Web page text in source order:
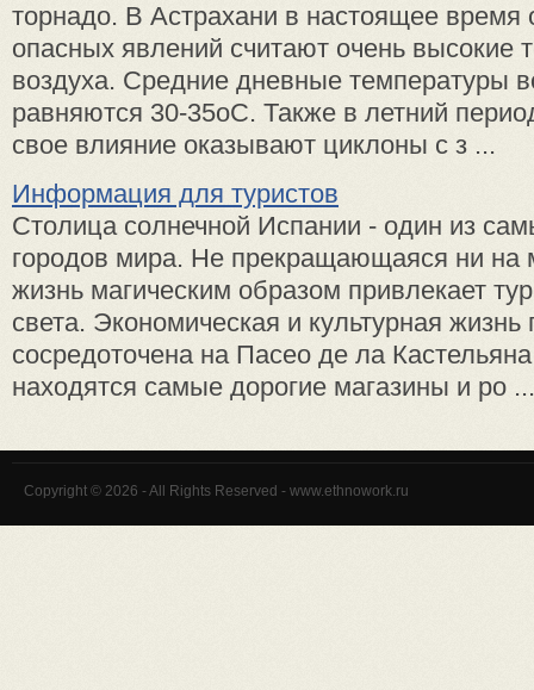
торнадо. В Астрахани в настоящее время
опасных явлений считают очень высокие
воздуха. Средние дневные температуры
равняются 30-35оС. Также в летний
свое влияние оказывают циклоны с з ...
Информация для туристов
Столица солнечной Испании - один из
городов мира. Не прекращающаяся ни на
жизнь магическим образом привлекает
света. Экономическая и культурная жизнь
сосредоточена на Пасео де ла
находятся самые дорогие магазины и ро ...
Copyright © 2026 - All Rights Reserved - www.ethnowork.ru